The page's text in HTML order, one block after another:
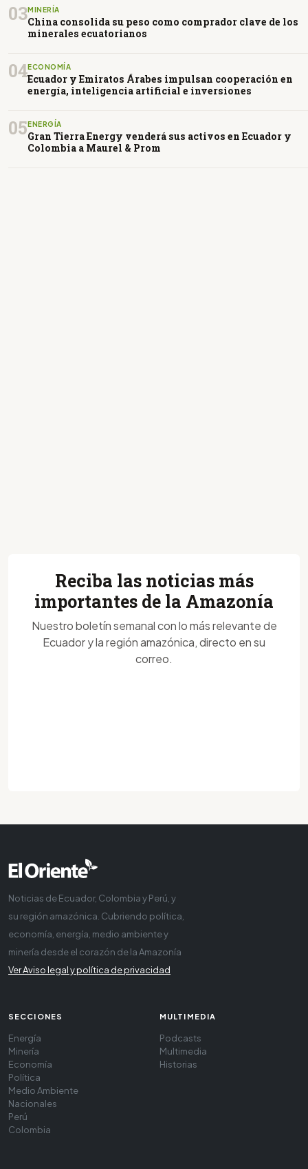
03MINERÍA
China consolida su peso como comprador clave de los
minerales ecuatorianos
04ECONOMÍA
Ecuador y Emiratos Árabes impulsan cooperación en
energía, inteligencia artificial e inversiones
05ENERGÍA
Gran Tierra Energy venderá sus activos en Ecuador y
Colombia a Maurel & Prom
Reciba las noticias más
importantes de la Amazonía
Nuestro boletín semanal con lo más relevante de
Ecuador y la región amazónica, directo en su
correo.
Noticias de Ecuador, Colombia y Perú, y
su región amazónica. Cubriendo política,
economía, energía, medio ambiente y
minería desde el corazón de la Amazonía
Ver Aviso legal y política de privacidad
SECCIONES
Energía
Minería
Economía
Política
Medio Ambiente
Nacionales
Perú
Colombia
MULTIMEDIA
Podcasts
Multimedia
Historias